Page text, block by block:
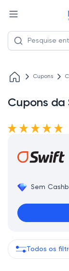
Cupons
Cupons da
Sem
Todos os